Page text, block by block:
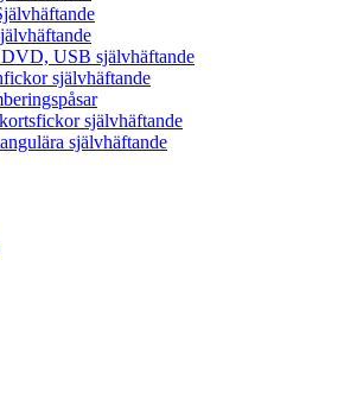
USB självhäftande
självhäftande
självhäftande
självhäftande